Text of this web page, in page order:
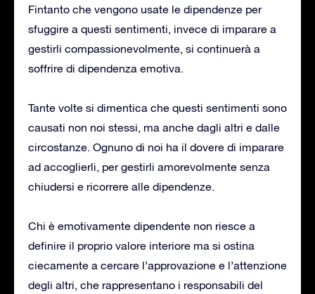
Fintanto che vengono usate le dipendenze per
sfuggire a questi sentimenti, invece di imparare a
gestirli compassionevolmente, si continuerà a
soffrire di dipendenza emotiva.
Tante volte si dimentica che questi sentimenti sono
causati non noi stessi, ma anche dagli altri e dalle
circostanze. Ognuno di noi ha il dovere di imparare
ad accoglierli, per gestirli amorevolmente senza
chiudersi e ricorrere alle dipendenze.
Chi è emotivamente dipendente non riesce a
definire il proprio valore interiore ma si ostina
ciecamente a cercare l’approvazione e l’attenzione
degli altri, che rappresentano i responsabili del